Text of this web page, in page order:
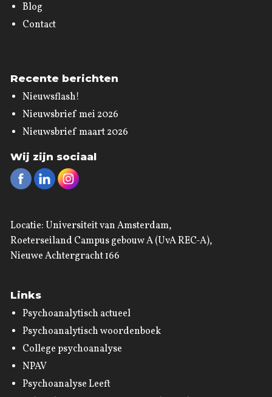
Blog
Contact
Recente berichten
Nieuwsflash!
Nieuwsbrief mei 2026
Nieuwsbrief maart 2026
Wij zijn sociaal
Locatie: Universiteit van Amsterdam,
Roeterseiland Campus gebouw A (UvA REC-A),
Nieuwe Achtergracht 166
Links
Psychoanalytisch actueel
Psychoanalytisch woordenboek
College psychoanalyse
NPAV
Psychoanalyse Leeft